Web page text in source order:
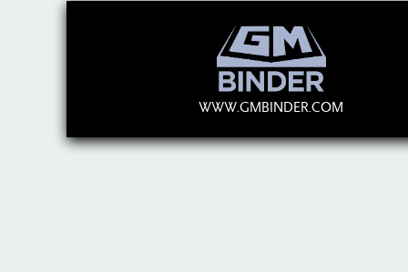
WWW.GMBINDER.COM